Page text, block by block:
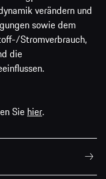
verändern und
sowie dem
Stromverbrauch,
die
Sie hier.